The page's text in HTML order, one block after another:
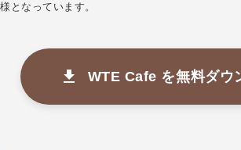
様となっています。
WTE Cafe を無料ダウ